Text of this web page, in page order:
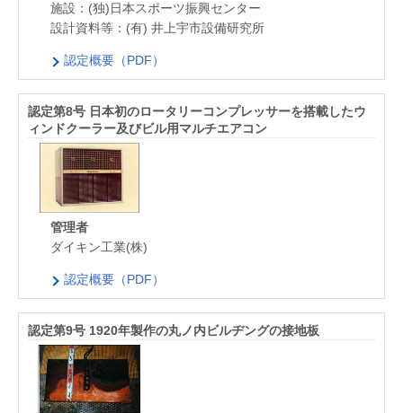
施設：(独)日本スポーツ振興センター
設計資料等：(有) 井上宇市設備研究所
認定概要（PDF）
認定第8号 日本初のロータリーコンプレッサーを搭載したウ
ィンドクーラー及びビル用マルチエアコン
管理者
ダイキン工業(株)
認定概要（PDF）
認定第9号 1920年製作の丸ノ内ビルヂングの接地板